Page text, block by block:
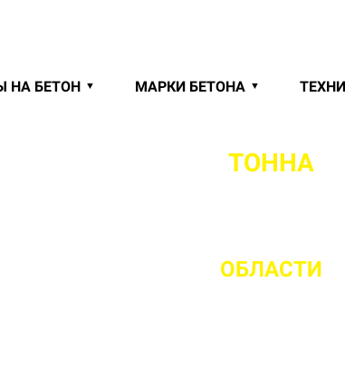
НА БЕТОН МАРКИ БЕТОНА
ДОСТАВКОЙ ОТ
ТОННА
ОБЛАСТИ